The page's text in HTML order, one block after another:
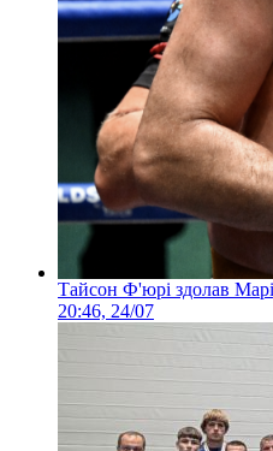
Тайсон Ф'юрі здолав
20:46, 24/07